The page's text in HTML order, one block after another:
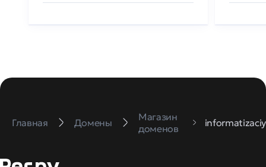
Главная Домены
Магазин
доменов